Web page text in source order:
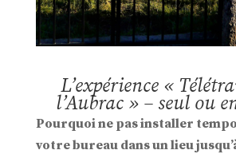
L’expérience «
l’Aubrac » – seul ou
Pourquoi ne pas installer
votre bureau dans un lieu